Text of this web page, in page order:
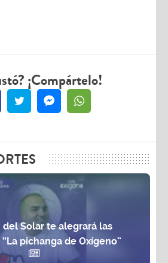
¡Compártelo!
del Solar te alegrará las
pichanga de Oxígeno”